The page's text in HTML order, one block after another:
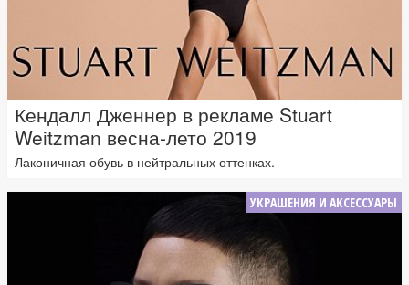
Кендалл Дженнер в рекламе Stuart
Weitzman весна-лето 2019
Лаконичная обувь в нейтральных оттенках.
УКРАШЕНИЯ И АКСЕССУАРЫ